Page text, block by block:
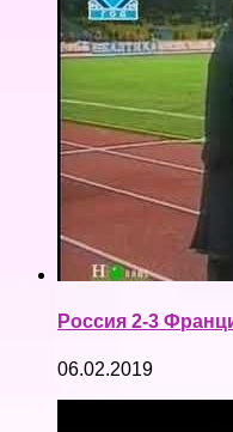
Россия 2-3
06.02.2019